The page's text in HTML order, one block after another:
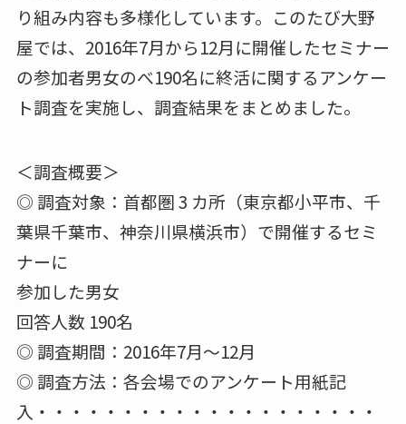
り組み内容も多様化しています。このたび大野
屋では、2016年7月から12月に開催したセミナー
の参加者男女のべ190名に終活に関するアンケー
ト調査を実施し、調査結果をまとめました。
＜調査概要＞
◎ 調査対象：首都圏 3 カ所（東京都小平市、千
葉県千葉市、神奈川県横浜市）で開催するセミ
ナーに
参加した男女
回答人数 190名
◎ 調査期間：2016年7月～12月
◎ 調査方法：各会場でのアンケート用紙記
入・・・・・・・・・・・・・・・・・・・・